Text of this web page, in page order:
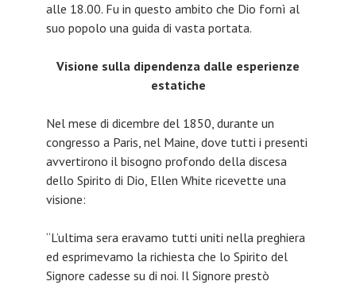
alle 18.00. Fu in questo ambito che Dio fornì al
suo popolo una guida di vasta portata.
Visione sulla dipendenza dalle esperienze
estatiche
Nel mese di dicembre del 1850, durante un
congresso a Paris, nel Maine, dove tutti i presenti
avvertirono il bisogno profondo della discesa
dello Spirito di Dio, Ellen White ricevette una
visione:
“L’ultima sera eravamo tutti uniti nella preghiera
ed esprimevamo la richiesta che lo Spirito del
Signore cadesse su di noi. Il Signore prestò